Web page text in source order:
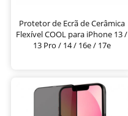
Protetor de Ecrã de Cerâmica
Flexível COOL para iPhone 13 /
13 Pro / 14 / 16e / 17e